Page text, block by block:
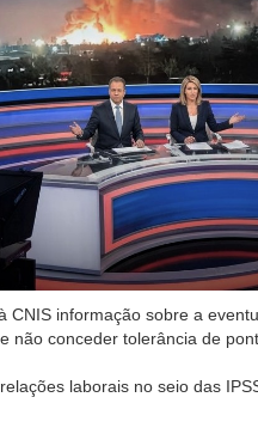
CNIS informação sobre a
não conceder tolerância de
laborais no seio das